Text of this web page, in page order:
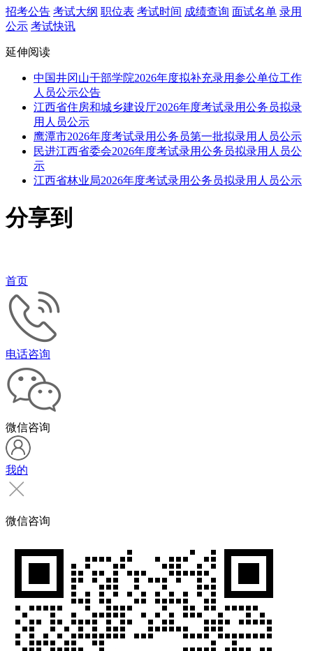
招考公告 考试大纲 职位表 考试时间 成绩查询 面试名单 录用
公示 考试快讯
延伸阅读
中国井冈山干部学院2026年度拟补充录用参公单位工作
人员公示公告
江西省住房和城乡建设厅2026年度考试录用公务员拟录
用人员公示
鹰潭市2026年度考试录用公务员第一批拟录用人员公示
民进江西省委会2026年度考试录用公务员拟录用人员公
示
江西省林业局2026年度考试录用公务员拟录用人员公示
分享到
首页
电话咨询
微信咨询
我的
微信咨询